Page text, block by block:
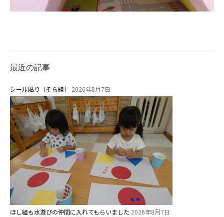
最近の記事
シール貼り（そら組） 2026年8月7日
ほし組も水遊びの仲間に入れてもらいました 2026年8月7日